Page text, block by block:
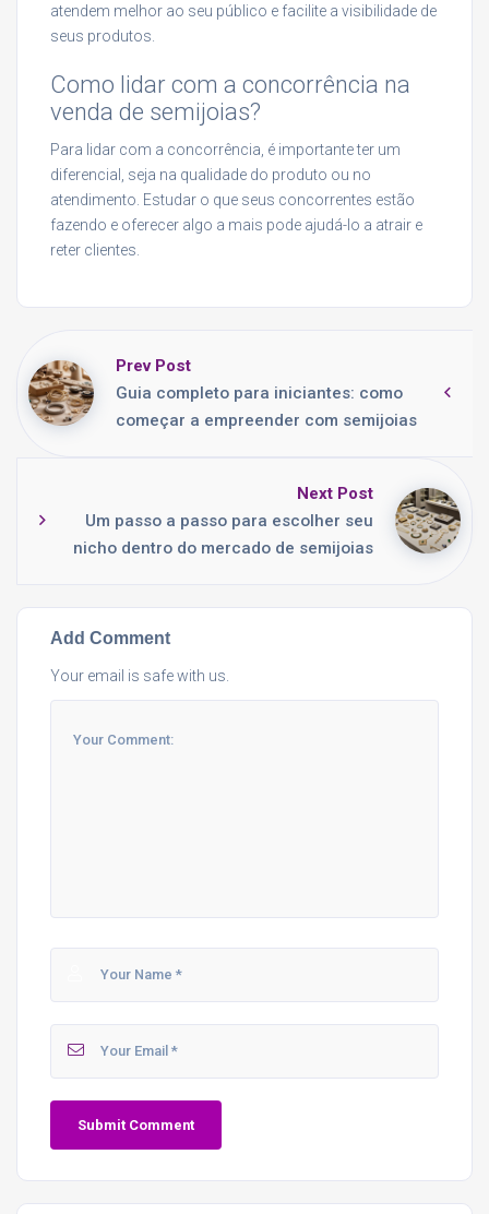
atendem melhor ao seu público e facilite a visibilidade de
seus produtos.
Como lidar com a concorrência na
venda de semijoias?
Para lidar com a concorrência, é importante ter um
diferencial, seja na qualidade do produto ou no
atendimento. Estudar o que seus concorrentes estão
fazendo e oferecer algo a mais pode ajudá-lo a atrair e
reter clientes.
Prev Post
Guia completo para iniciantes: como
começar a empreender com semijoias
Next Post
Um passo a passo para escolher seu
nicho dentro do mercado de semijoias
Add Comment
Your email is safe with us.